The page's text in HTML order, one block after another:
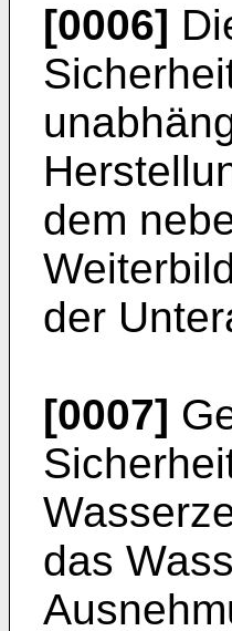
[0006]
dem
der
[0007]
das